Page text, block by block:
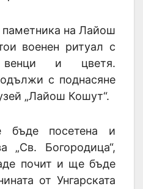
на Лайош
военен ритуал с
и цветя.
с поднасяне
„Лайош Кошут“.
посетена и
„Св. Богородица“,
почит и ще бъде
от Унгарската